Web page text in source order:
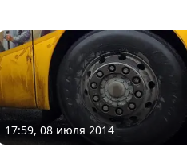
17:59, 08 июля 2014